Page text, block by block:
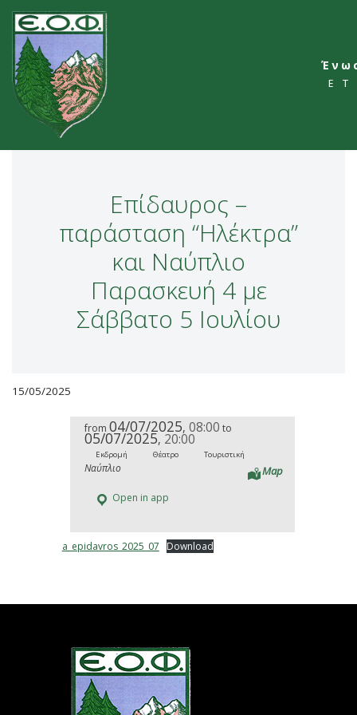
Skip
to
content
Επίδαυρος –
παράσταση “Ηλέκτρα”
και Ναύπλιο
Παρασκευή 4 με
Σάββατο 5 Ιουλίου
15/05/2025
from 04/07/2025, 08:00 to
05/07/2025, 20:00
Εκδρομή Θέατρο Τουριστική
Ναύπλιο Map
Open in app
a_epidavros_2025_07 Download